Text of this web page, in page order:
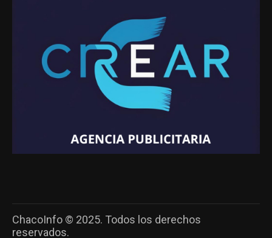
ChacoInfo © 2025. Todos los derechos
reservados.